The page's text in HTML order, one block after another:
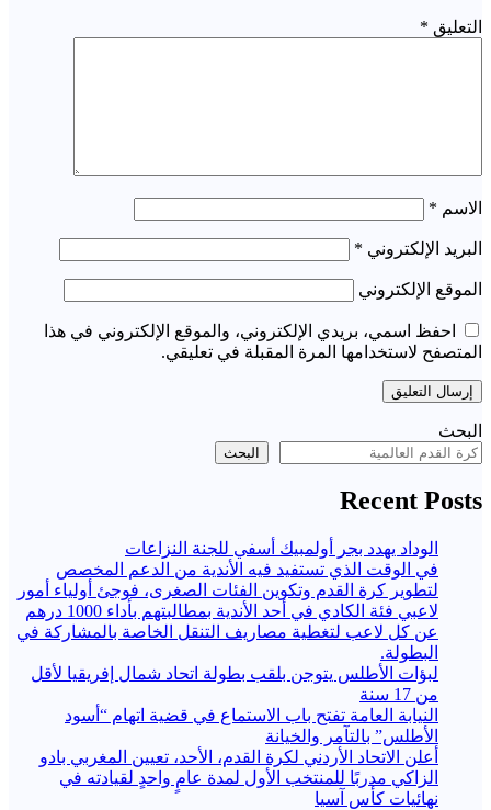
التعليق *
الاسم *
البريد الإلكتروني *
الموقع الإلكتروني
احفظ اسمي، بريدي الإلكتروني، والموقع الإلكتروني في هذا
المتصفح لاستخدامها المرة المقبلة في تعليقي.
البحث
البحث
Recent Posts
الوداد يهدد بجر أولمبيك أسفي للجنة النزاعات
في الوقت الذي تستفيد فيه الأندية من الدعم المخصص
لتطوير كرة القدم وتكوين الفئات الصغرى، فوجئ أولياء أمور
لاعبي فئة الكادي في أحد الأندية بمطالبتهم بأداء 1000 درهم
عن كل لاعب لتغطية مصاريف التنقل الخاصة بالمشاركة في
البطولة.
لبؤات الأطلس يتوجن بلقب بطولة اتحاد شمال إفريقيا لأقل
من 17 سنة
النيابة العامة تفتح باب الاستماع في قضية اتهام “أسود
الأطلس” بالتآمر والخيانة
أعلن الاتحاد الأردني لكرة القدم، الأحد، تعيين المغربي بادو
الزاكي مدربًا للمنتخب الأول لمدة عامٍ واحدٍ لقيادته ​في
نهائيات كأس آسيا